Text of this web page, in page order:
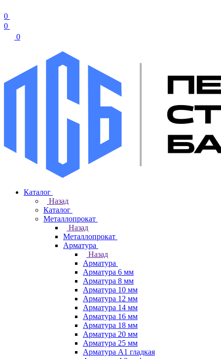
0
0
0
Каталог
Назад
Каталог
Металлопрокат
Назад
Металлопрокат
Арматура
Назад
Арматура
Арматура 6 мм
Арматура 8 мм
Арматура 10 мм
Арматура 12 мм
Арматура 14 мм
Арматура 16 мм
Арматура 18 мм
Арматура 20 мм
Арматура 25 мм
Арматура А1 гладкая